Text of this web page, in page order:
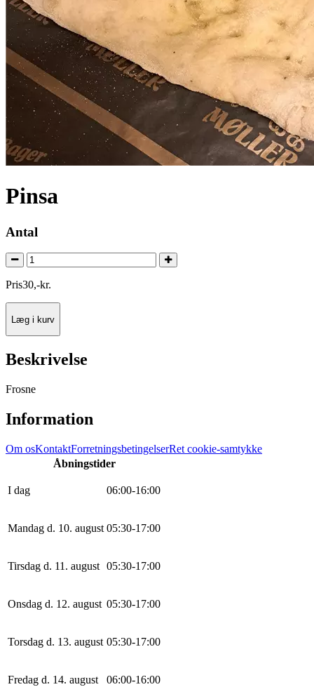
Pinsa
Antal
Pris30,-kr.
Læg i kurv
Beskrivelse
Frosne
Information
Om osKontaktForretningsbetingelserRet cookie-samtykke
Åbningstider
I dag 06:00-16:00
Mandag d. 10. august 05:30-17:00
Tirsdag d. 11. august 05:30-17:00
Onsdag d. 12. august 05:30-17:00
Torsdag d. 13. august 05:30-17:00
Fredag d. 14. august 06:00-16:00